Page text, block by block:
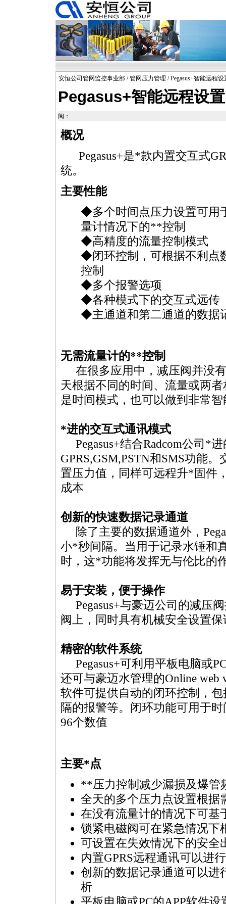
安恒公司管网监控事业部 /管网压力管理 / Pegasus+智能远程
Pegasus+智能远程设
阅：
概况
Pegasus+是*款内置交互式
统。
主要性能
◆多个时间点压力设置可用
量计情况下的**控制
◆高精度的流量控制模式
◆闭环控制，可根据不利点
控制
◆多个报警选项
◆各种模式下的交互式远传
◆主通道和第二通道的数据
无需流量计的**控制
在很多应用中，减压阀并没有
天根据不同的时间、流量或两
是时间模式，也可以做到非常智
*进的交互式通讯模式
Pegasus+结合Radcom公司 *进
GPRS,GSM,PSTN和SMS功能
置压力值，同样可远程升*固件
成本
创新的快速数据记录通道
除了主要的数据通道外，
小*秒间隔。当用于记录水锤和
时，这*功能将发挥无与伦比的
易于安装，便于操作
Pegasus+与豪迈公司的减压
阀上，同时具有机械安全设置保
精密的软件系统
Pegasus+可利用平板电脑或
还可与豪迈水管理的Online web
软件可提供自动的闭环控制，
隔的报警等。闭环功能可用于
96个数值
主要*点
**压力控制减少漏损及爆管
全天的多个压力点设置根据
在没有流量计的情况下可基
锁紧电磁阀可在紧急情况下
可设置在失效情况下的安全
内置GPRS远程通讯可以进
创新的数据记录通道可以进
析